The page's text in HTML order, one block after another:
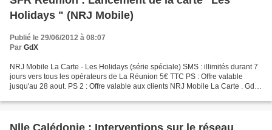
Holidays " (NRJ Mobile)
Publié le 29/06/2012 à 08:07
Par GdX
NRJ Mobile La Carte - Les Holidays (série spéciale) SMS : illimités durant 7
jours vers tous les opérateurs de La Réunion 5€ TTC PS : Offre valable
jusqu'au 28 aout. PS 2 : Offre valable aux clients NRJ Mobile La Carte . GdX
Nlle Calédonie : Interventions sur le réseau